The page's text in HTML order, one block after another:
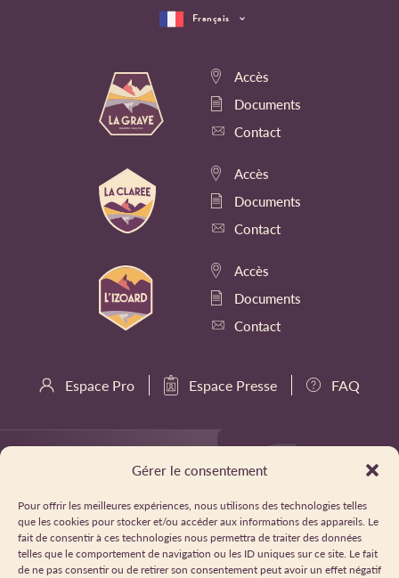
Gérer le consentement
Pour offrir les meilleures expériences, nous utilisons des technologies telles
que les cookies pour stocker et/ou accéder aux informations des appareils. Le
fait de consentir à ces technologies nous permettra de traiter des données
telles que le comportement de navigation ou les ID uniques sur ce site. Le fait
de ne pas consentir ou de retirer son consentement peut avoir un effet négatif
Accès
Documents
Contact
Accès
Documents
Contact
Accès
Documents
Contact
Espace Pro Espace Presse FAQ
Français